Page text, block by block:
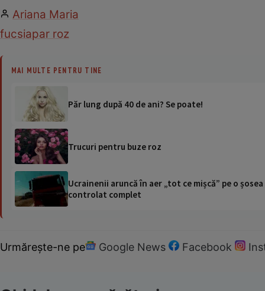
Ariana Maria
fucsiapar roz
MAI MULTE PENTRU TINE
Păr lung după 40 de ani? Se poate!
Trucuri pentru buze roz
Ucrainenii aruncă în aer „tot ce mișcă” pe o
controlat complet
Urmărește-ne pe Google News Facebook